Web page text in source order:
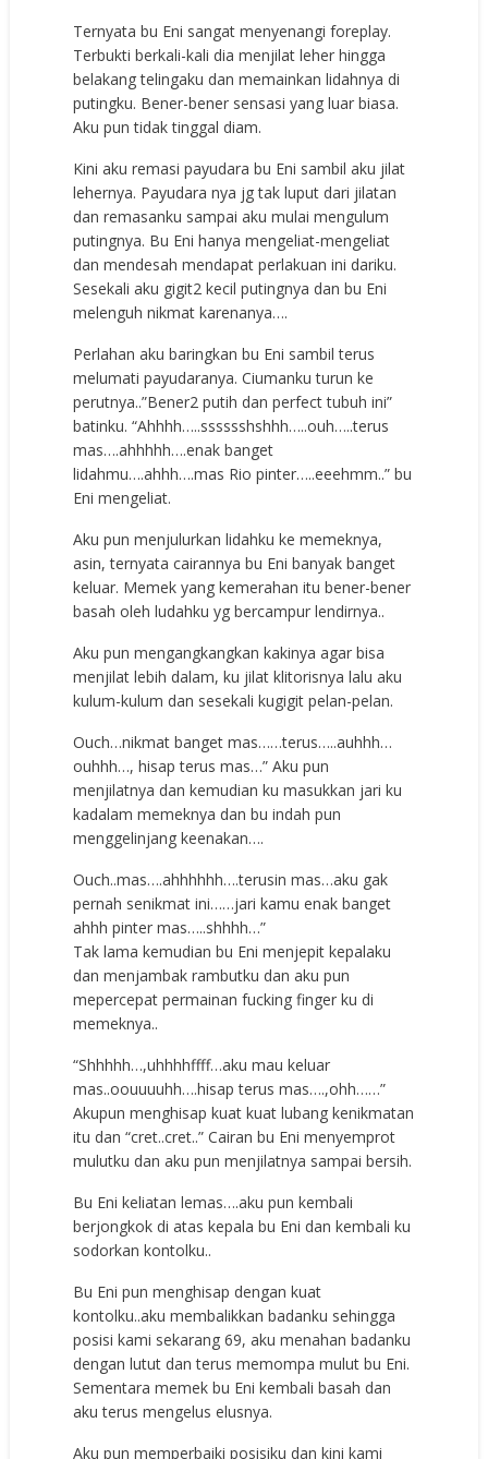
Ternyata bu Eni sangat menyenangi foreplay.
Terbukti berkali-kali dia menjilat leher hingga
belakang telingaku dan memainkan lidahnya di
putingku. Bener-bener sensasi yang luar biasa.
Aku pun tidak tinggal diam.
Kini aku remasi payudara bu Eni sambil aku jilat
lehernya. Payudara nya jg tak luput dari jilatan
dan remasanku sampai aku mulai mengulum
putingnya. Bu Eni hanya mengeliat-mengeliat
dan mendesah mendapat perlakuan ini dariku.
Sesekali aku gigit2 kecil putingnya dan bu Eni
melenguh nikmat karenanya….
Perlahan aku baringkan bu Eni sambil terus
melumati payudaranya. Ciumanku turun ke
perutnya..”Bener2 putih dan perfect tubuh ini”
batinku. “Ahhhh…..sssssshshhh…..ouh…..terus
mas….ahhhhh….enak banget
lidahmu….ahhh….mas Rio pinter…..eeehmm..” bu
Eni mengeliat.
Aku pun menjulurkan lidahku ke memeknya,
asin, ternyata cairannya bu Eni banyak banget
keluar. Memek yang kemerahan itu bener-bener
basah oleh ludahku yg bercampur lendirnya..
Aku pun mengangkangkan kakinya agar bisa
menjilat lebih dalam, ku jilat klitorisnya lalu aku
kulum-kulum dan sesekali kugigit pelan-pelan.
Ouch…nikmat banget mas……terus…..auhhh…
ouhhh…, hisap terus mas…” Aku pun
menjilatnya dan kemudian ku masukkan jari ku
kadalam memeknya dan bu indah pun
menggelinjang keenakan….
Ouch..mas….ahhhhhh….terusin mas…aku gak
pernah senikmat ini……jari kamu enak banget
ahhh pinter mas…..shhhh…”
Tak lama kemudian bu Eni menjepit kepalaku
dan menjambak rambutku dan aku pun
mepercepat permainan fucking finger ku di
memeknya..
“Shhhhh…,uhhhhffff…aku mau keluar
mas..oouuuuhh….hisap terus mas….,ohh……”
Akupun menghisap kuat kuat lubang kenikmatan
itu dan “cret..cret..” Cairan bu Eni menyemprot
mulutku dan aku pun menjilatnya sampai bersih.
Bu Eni keliatan lemas….aku pun kembali
berjongkok di atas kepala bu Eni dan kembali ku
sodorkan kontolku..
Bu Eni pun menghisap dengan kuat
kontolku..aku membalikkan badanku sehingga
posisi kami sekarang 69, aku menahan badanku
dengan lutut dan terus memompa mulut bu Eni.
Sementara memek bu Eni kembali basah dan
aku terus mengelus elusnya.
Aku pun memperbaiki posisiku dan kini kami